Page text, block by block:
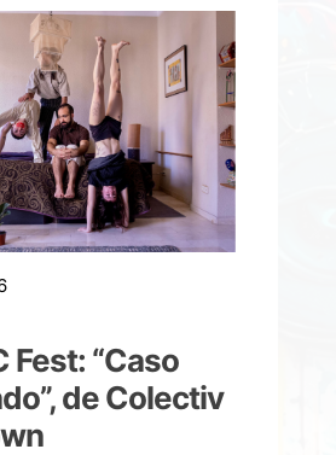
Fest: “Caso
de Colectiv